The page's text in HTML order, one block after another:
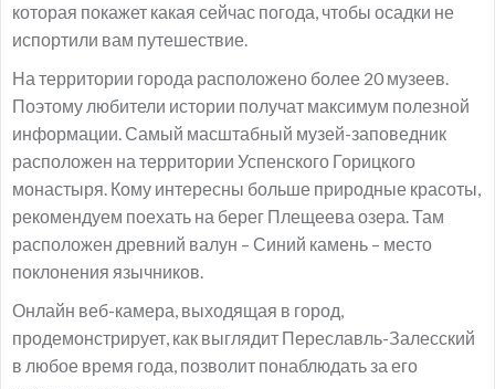
которая покажет какая сейчас погода, чтобы осадки не
испортили вам путешествие.
На территории города расположено более 20 музеев.
Поэтому любители истории получат максимум полезной
информации. Самый масштабный музей-заповедник
расположен на территории Успенского Горицкого
монастыря. Кому интересны больше природные красоты,
рекомендуем поехать на берег Плещеева озера. Там
расположен древний валун – Синий камень – место
поклонения язычников.
Онлайн веб-камера, выходящая в город,
продемонстрирует, как выглядит Переславль-Залесский
в любое время года, позволит понаблюдать за его